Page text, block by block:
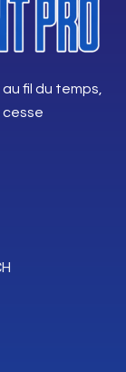
fil du temps,
cesse